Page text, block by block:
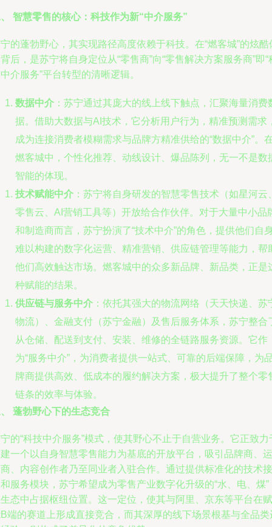
智慧零售的核心：科技作为新“中介服务”
的蓬勃野心，其实现路径高度依赖于科技。在“燃客城”的炫酷
后，是苏宁将自身定位从“零售商”向“零售解决方案服务商”即“
介服务”平台转型的清晰逻辑。
数据中介 ：苏宁通过其庞大的线上线下触点，汇聚海量消费
据。借助大数据与AI技术，它分析用户行为，精准预测需求
成为连接消费者模糊需求与品牌方精准供给的“数据中介”。
燃客城中，个性化推荐、动线设计、爆品陈列，无一不是数
智能的体现。
技术赋能中介 ：苏宁将自身研发的智慧零售技术（如星河云
零售云、AI营销工具等）开放给合作伙伴。对于大量中小品
和制造商而言，苏宁扮演了“技术中介”的角色，提供他们自
难以构建的数字化运营、精准营销、供应链管理等能力，帮
他们高效触达市场。燃客城中的众多新品牌、新品类，正是
种赋能的结果。
供应链与服务中介 ：依托其强大的物流网络（天天快递、苏
物流）、金融支付（苏宁金融）及售后服务体系，苏宁整合
从仓储、配送到支付、安装、维修的全链路服务资源。它作
为“服务中介”，为消费者提供一站式、可靠的后端保障，为
牌商提供高效、低成本的履约解决方案，极大提升了整个零
链条的效率与体验。
蓬勃野心下的生态竞合
的“科技中介服务”模式，使其野心不止于自营业务。它正致力
一个以自身智慧零售能力为基底的开放平台，吸引品牌商、运
、内容创作者乃至同业者入驻合作。通过提供标准化的技术接
服务模块，苏宁希望成为零售产业数字化升级的“水、电、煤”
态中占据枢纽位置。这一定位，使其与阿里、京东等平台在赋
端的赛道上形成直接竞合，而其深厚的线下场景根基与全品类